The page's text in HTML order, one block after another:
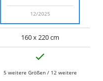
12/2025
160 x 220 cm
5 weitere Größen / 12 weitere